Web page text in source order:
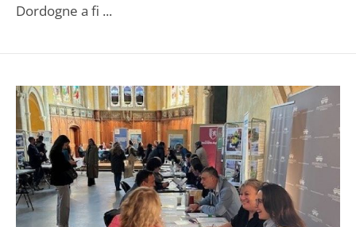
Dordogne a fi ...